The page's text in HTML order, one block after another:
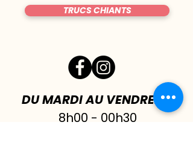
TRUCS CHIANTS
DU MARDI AU VENDREDI|
8h00 - 00h30